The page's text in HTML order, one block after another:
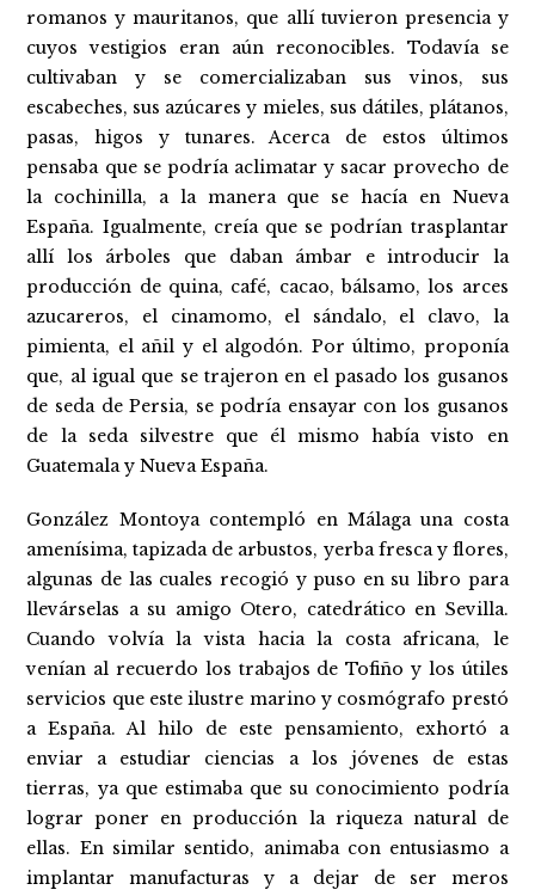
romanos y mauritanos, que allí tuvieron presencia y
cuyos vestigios eran aún reconocibles. Todavía se
cultivaban y se comercializaban sus vinos, sus
escabeches, sus azúcares y mieles, sus dátiles, plátanos,
pasas, higos y tunares. Acerca de estos últimos
pensaba que se podría aclimatar y sacar provecho de
la cochinilla, a la manera que se hacía en Nueva
España. Igualmente, creía que se podrían trasplantar
allí los árboles que daban ámbar e introducir la
producción de quina, café, cacao, bálsamo, los arces
azucareros, el cinamomo, el sándalo, el clavo, la
pimienta, el añil y el algodón. Por último, proponía
que, al igual que se trajeron en el pasado los gusanos
de seda de Persia, se podría ensayar con los gusanos
de la seda silvestre que él mismo había visto en
Guatemala y Nueva España.
González Montoya contempló en Málaga una costa
amenísima, tapizada de arbustos, yerba fresca y flores,
algunas de las cuales recogió y puso en su libro para
llevárselas a su amigo Otero, catedrático en Sevilla.
Cuando volvía la vista hacia la costa africana, le
venían al recuerdo los trabajos de Tofiño y los útiles
servicios que este ilustre marino y cosmógrafo prestó
a España. Al hilo de este pensamiento, exhortó a
enviar a estudiar ciencias a los jóvenes de estas
tierras, ya que estimaba que su conocimiento podría
lograr poner en producción la riqueza natural de
ellas. En similar sentido, animaba con entusiasmo a
implantar manufacturas y a dejar de ser meros